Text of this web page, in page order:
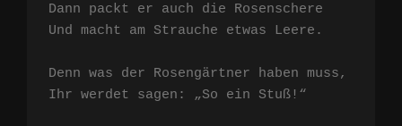
Dann packt er auch die Rosenschere
Und macht am Strauche etwas Leere.
Denn was der Rosengärtner haben muss,
Ihr werdet sagen: „So ein Stuß!“